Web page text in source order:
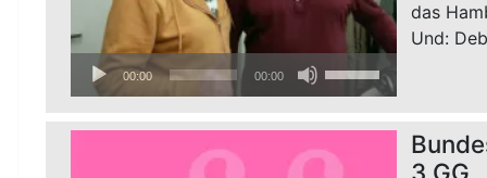
Audio-
Player
00:00 00:00
Hoch/Runter
die
das
Und:
3 GG